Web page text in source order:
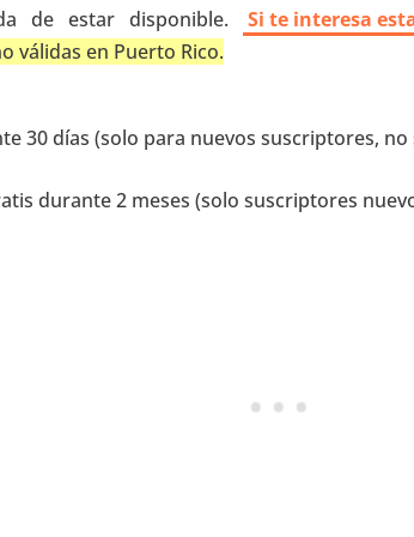
de estar disponible.
Si te interesa
válidas en Puerto Rico.
30 días (solo para nuevos suscriptores,
durante 2 meses (solo suscriptores